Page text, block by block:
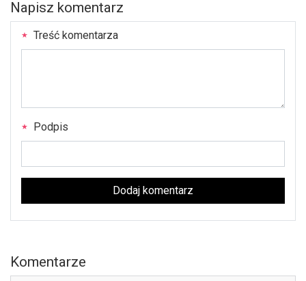
Napisz komentarz
Treść komentarza
Podpis
Dodaj komentarz
Komentarze